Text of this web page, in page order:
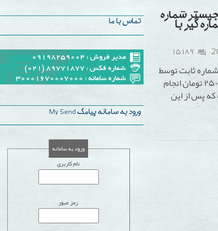
شماره
با
۱۵,۱۸۹
ثابت توسط
گیر با قیمت ۲۵۰۰۰ تومان انجام
از این
تماس با ما
ورود به سامانه پیامک My Send
ورود به سامانه
نام کاربری